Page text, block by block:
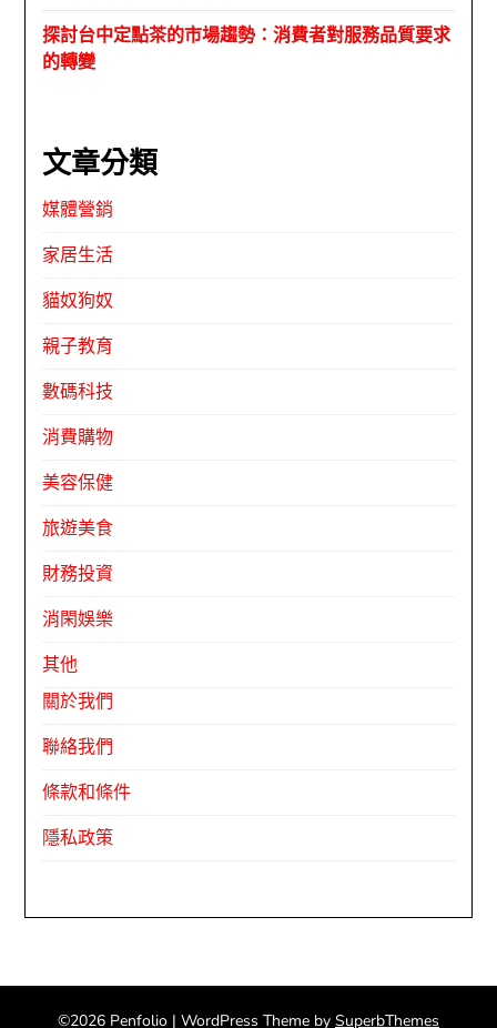
探討台中定點茶的市場趨勢：消費者對服務品質要求
的轉變
文章分類
媒體營銷
家居生活
貓奴狗奴
親子教育
數碼科技
消費購物
美容保健
旅遊美食
財務投資
消閑娛樂
其他
關於我們
聯絡我們
條款和條件
隱私政策
©2026 Penfolio | WordPress Theme by SuperbThemes